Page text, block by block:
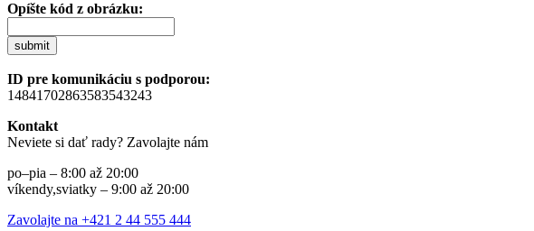
Opíšte kód z obrázku:
submit
ID pre komunikáciu s podporou:
14841702863583543243
Kontakt
Neviete si dať rady? Zavolajte nám
po–pia – 8:00 až 20:00
víkendy,sviatky – 9:00 až 20:00
Zavolajte na +421 2 44 555 444